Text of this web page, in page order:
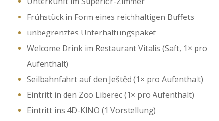
Frühstück in Form eines reichhaltigen Buffets
unbegrenztes Unterhaltungspaket
Welcome Drink im Restaurant Vitalis (Saft, 1× pro
Aufenthalt)
Seilbahnfahrt auf den Ještěd (1× pro Aufenthalt)
Eintritt in den Zoo Liberec (1× pro Aufenthalt)
Eintritt ins 4D-KINO (1 Vorstellung)